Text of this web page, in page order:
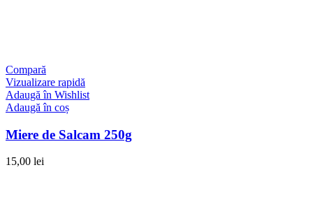
Compară
Vizualizare rapidă
Adaugă în Wishlist
Adaugă în coș
Miere de Salcam 250g
15,00 lei